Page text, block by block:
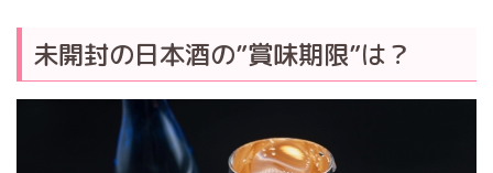
未開封の日本酒の”賞味期限”は？